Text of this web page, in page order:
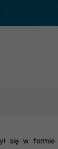
się w